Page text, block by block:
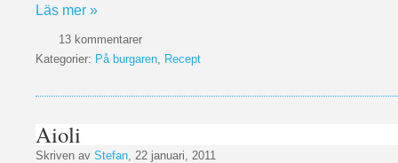
Läs mer »
13 kommentarer
Kategorier: På burgaren Recept
Aioli
Skriven av Stefan , 22 januari, 2011